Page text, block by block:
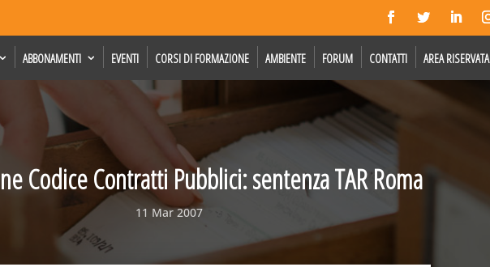
ABBONAMENTI EVENTI CORSI DI FORMAZIONE AMBIENTE FORUM CONTATTI AREA RISERVATA
Codice Contratti Pubblici: sentenza TAR Roma
11 Mar 2007